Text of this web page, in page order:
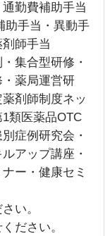
勤費補助手当
助手当・異動手
師手当
集合型研修・
薬局運営研
剤師制度ネッ
類医薬品OTC
症例研究会・
アップ講座・
ー・健康セミ
い。
ださい。